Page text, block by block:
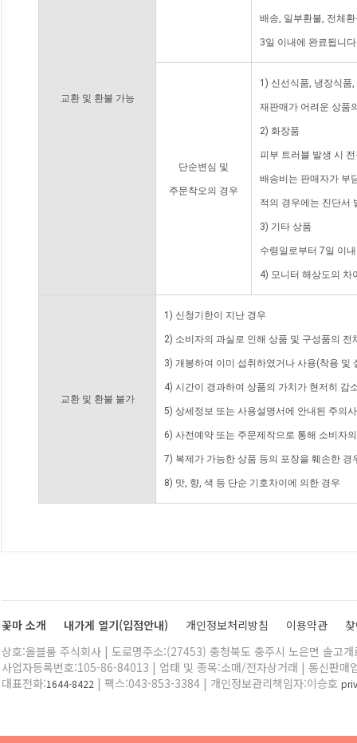
교환 및 환불 가능
배송, 일부환불, 전체
3일 이내에 완료됩니
단순변심 및
주문착오의 경우
1) 신선식품, 냉장식품
재판매가 어려운 상품
2) 화장품
피부 트러블 발생 시
배송비는 판매자가 부
적의 경우에는 진단서
3) 기타 상품
수령일로부터 7일 이
4) 모니터 해상도의 차
교환 및 환불 불가
1) 신청기한이 지난 경우
2) 소비자의 과실로 인해 상품 및 구성품의
3) 개봉하여 이미 섭취하였거나 사용(착용 및
4) 시간이 경과하여 상품의 가치가 현저히 감
5) 상세정보 또는 사용설명서에 안내된 주의
6) 사전예약 또는 주문제작으로 통해 소비자
7) 복제가 가능한 상품 등의 포장을 훼손한 경
8) 맛, 향, 색 등 단순 기호차이에 의한 경우
꽃마 소개 내가게 열기(입점안내) 개인정보처리방침 이용약관
상호:올블룸 주식회사 | 도로명주소:(27453) 충청북도 충주시 노은면 솔고
사업자등록번호:105-86-84013 | 업태 및 종목:소매/전자상거래 | 통신판매
대표전화:1644-8422 | 팩스:043-853-3384 | 개인정보관리책임자:이승호